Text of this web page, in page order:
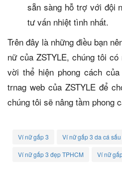
sẵn sàng hỗ trợ với đội
tư vấn nhiệt tình nhất.
Trên đây là những điều bạn
nữ của ZSTYLE, chúng tôi
vời thể hiện phong cách
trnag web của ZSTYLE để
chúng tôi sẽ nâng tầm phong
Ví nữ gấp 3 Ví nữ gấp 3 da cá sấu
Ví nữ gấp 3 đẹp TPHCM Ví nữ